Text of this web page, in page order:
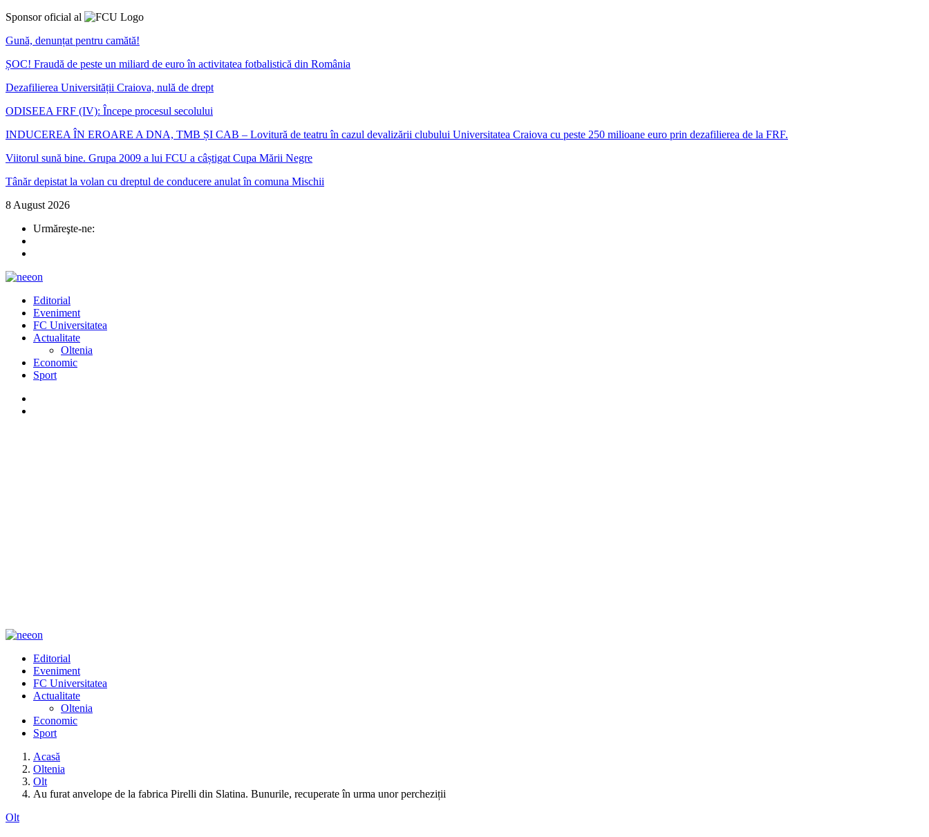
Sponsor oficial al
Gună, denunțat pentru camătă!
ȘOC! Fraudă de peste un miliard de euro în activitatea fotbalistică din România
Dezafilierea Universității Craiova, nulă de drept
ODISEEA FRF (IV): Începe procesul secolului
INDUCEREA ÎN EROARE A DNA, TMB ȘI CAB – Lovitură de teatru în cazul devalizării clubului Universitatea Craiova cu peste 250 milioane euro prin dezafilierea de la FRF.
Viitorul sună bine. Grupa 2009 a lui FCU a câștigat Cupa Mării Negre
Tânăr depistat la volan cu dreptul de conducere anulat în comuna Mischii
8 August 2026
Urmăreşte-ne:
Editorial
Eveniment
FC Universitatea
Actualitate
Oltenia
Economic
Sport
Editorial
Eveniment
FC Universitatea
Actualitate
Oltenia
Economic
Sport
Acasă
Oltenia
Olt
Au furat anvelope de la fabrica Pirelli din Slatina. Bunurile, recuperate în urma unor percheziții
Olt